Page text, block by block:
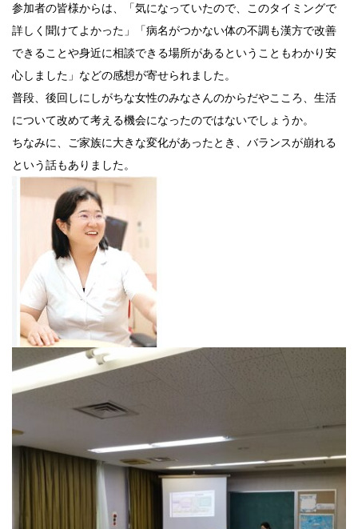
参加者の皆様からは、「気になっていたので、このタイミングで
詳しく聞けてよかった」「病名がつかない体の不調も漢方で改善
できることや身近に相談できる場所があるということもわかり安
心しました」などの感想が寄せられました。
普段、後回しにしがちな女性のみなさんのからだやこころ、生活
について改めて考える機会になったのではないでしょうか。
ちなみに、ご家族に大きな変化があったとき、バランスが崩れる
という話もありました。